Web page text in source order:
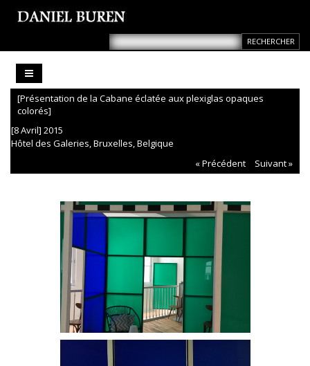
[Présentation de la Cabane éclatée aux plexiglas opaques
colorés]
[8 Avril] 2015
Hôtel des Galeries, Bruxelles, Belgique
« Précédent
Suivant »